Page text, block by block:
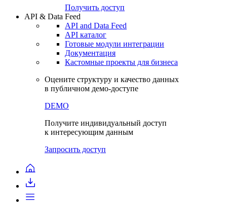
Получить доступ
API & Data Feed
API and Data Feed
API каталог
Готовые модули интеграции
Документация
Кастомные проекты для бизнеса
Оцените структуру и качество данных
в публичном демо-доступе
DEMO
Получите индивидуальный доступ
к интересующим данным
Запросить доступ